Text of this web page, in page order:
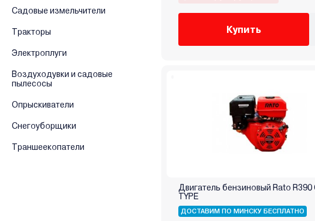
Садовые измельчители
Тракторы
Электроплуги
Воздуходувки и садовые
пылесосы
Опрыскиватели
Снегоуборщики
Траншеекопатели
Купить
Двигатель бензиновый Rato R390
TYPE
ДОСТАВИМ ПО МИНСКУ БЕСПЛАТНО